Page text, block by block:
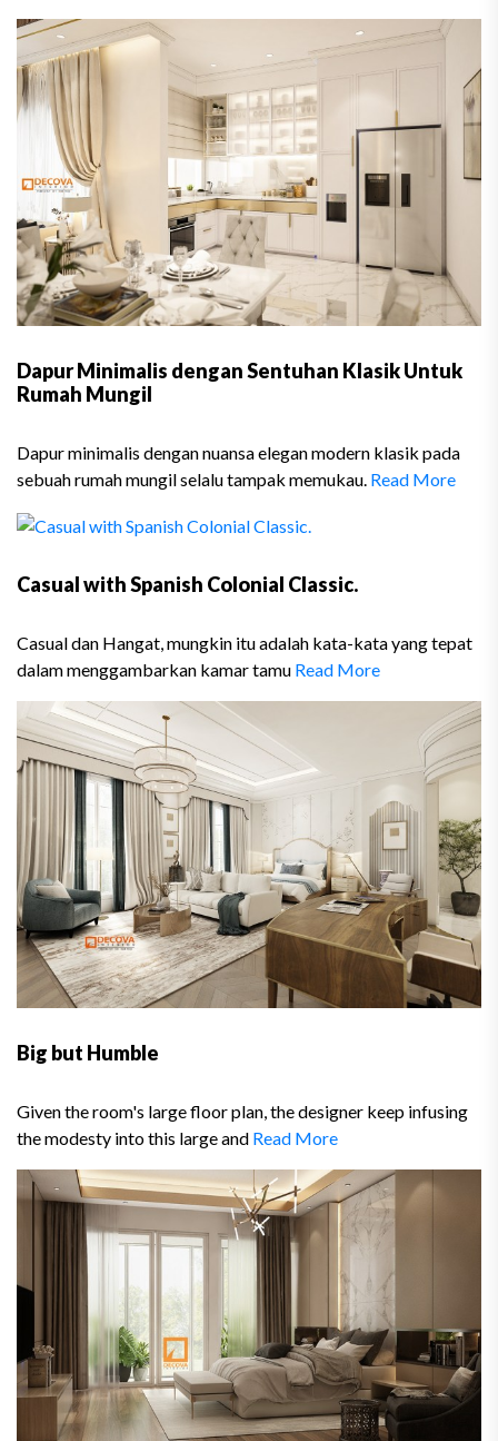
Dapur Minimalis dengan Sentuhan Klasik Untuk
Rumah Mungil
Dapur minimalis dengan nuansa elegan modern klasik pada
sebuah rumah mungil selalu tampak memukau. Read More
Casual with Spanish Colonial Classic.
Casual dan Hangat, mungkin itu adalah kata-kata yang tepat
dalam menggambarkan kamar tamu Read More
Big but Humble
Given the room's large floor plan, the designer keep infusing
the modesty into this large and Read More